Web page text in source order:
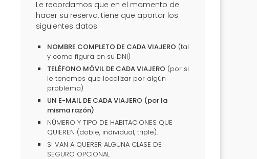
Le recordamos que en el momento de
hacer su reserva, tiene que aportar los
siguientes datos:
NOMBRE COMPLETO DE CADA VIAJERO (tal
y como figura en su DNI)
TELÉFONO MÓVIL DE CADA VIAJERO (por si
le tenemos que localizar por algún
problema)
UN E-MAIL DE CADA VIAJERO (por la
misma razón)
NÚMERO Y TIPO DE HABITACIONES QUE
QUIEREN (doble, individual, triple).
SI VAN A QUERER ALGUNA CLASE DE
SEGURO OPCIONAL